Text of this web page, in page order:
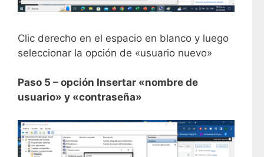
Clic derecho en el espacio en blanco y luego
seleccionar la opción de «usuario nuevo»
Paso 5 – opción Insertar «nombre de
usuario» y «contraseña»